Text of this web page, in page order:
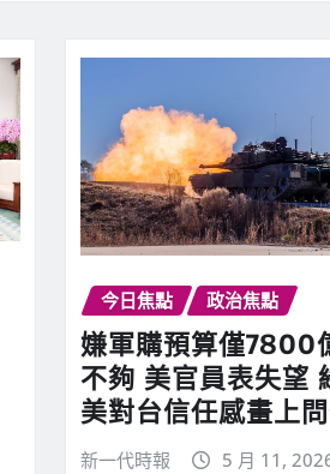
今日焦點 政治焦點
嫌軍購預算僅7800
不夠 美官員表失望
美對台信任感畫上
新一代時報 5 月 11,